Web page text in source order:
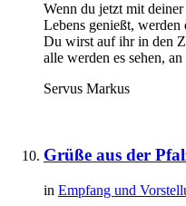
Wenn du jetzt mit
Lebens genießt,
Du wirst auf ihr in den
alle werden es sehen,
Servus Markus
Grüße aus der
in Empfang und